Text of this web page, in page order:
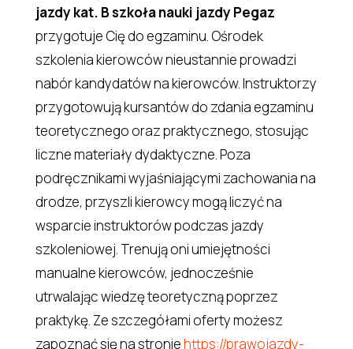
jazdy kat. B szkoła nauki jazdy Pegaz
przygotuje Cię do egzaminu. Ośrodek
szkolenia kierowców nieustannie prowadzi
nabór kandydatów na kierowców. Instruktorzy
przygotowują kursantów do zdania egzaminu
teoretycznego oraz praktycznego, stosując
liczne materiały dydaktyczne. Poza
podręcznikami wyjaśniającymi zachowania na
drodze, przyszli kierowcy mogą liczyć na
wsparcie instruktorów podczas jazdy
szkoleniowej. Trenują oni umiejętności
manualne kierowców, jednocześnie
utrwalając wiedzę teoretyczną poprzez
praktykę. Ze szczegółami oferty możesz
zapoznać się na stroniehttps://prawojazdy-